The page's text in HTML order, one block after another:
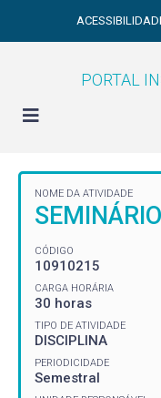
PORTAL
NOME DA ATIVIDADE
CÓDIGO
10910215
CARGA HORÁRIA
30 horas
TIPO DE ATIVIDADE
DISCIPLINA
PERIODICIDADE
Semestral